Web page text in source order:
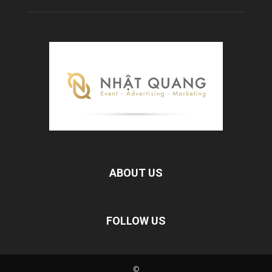
ABOUT US
FOLLOW US
©